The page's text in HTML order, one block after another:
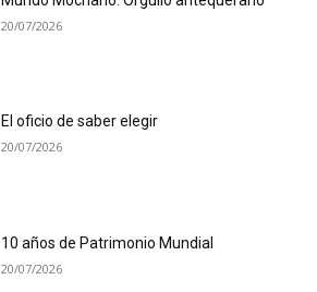
20/07/2026
El oficio de saber elegir
20/07/2026
10 años de Patrimonio Mundial
20/07/2026